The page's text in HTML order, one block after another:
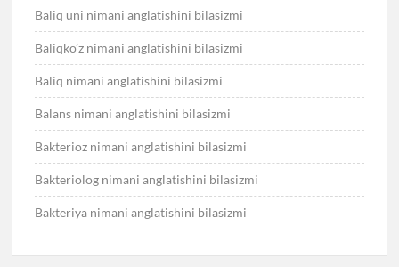
Baliq uni nimani anglatishini bilasizmi
Baliqko’z nimani anglatishini bilasizmi
Baliq nimani anglatishini bilasizmi
Balans nimani anglatishini bilasizmi
Bakterioz nimani anglatishini bilasizmi
Bakteriolog nimani anglatishini bilasizmi
Bakteriya nimani anglatishini bilasizmi